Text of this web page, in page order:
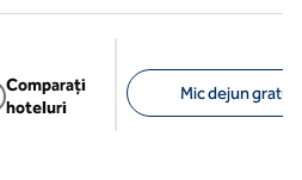
Comparați
hoteluri
Mic dejun gratuit